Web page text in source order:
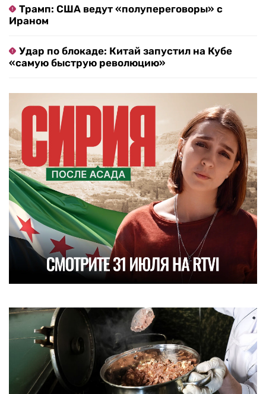
Трамп: США ведут «полупереговоры» с
Ираном
Удар по блокаде: Китай запустил на Кубе
«самую быструю революцию»